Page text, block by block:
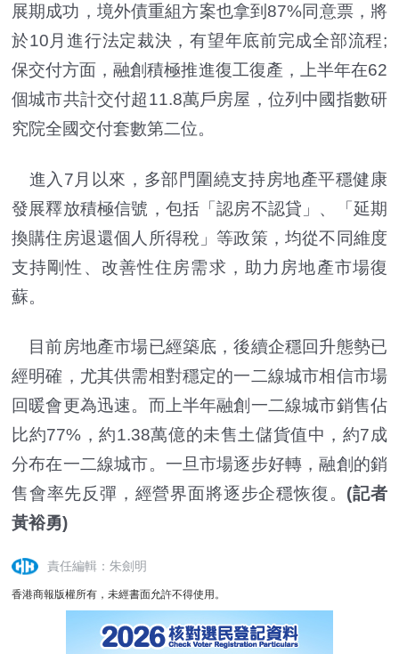
展期成功，境外債重組方案也拿到87%同意票，將
於10月進行法定裁決，有望年底前完成全部流程;
保交付方面，融創積極推進復工復產，上半年在62
個城市共計交付超11.8萬戶房屋，位列中國指數研
究院全國交付套數第二位。
進入7月以來，多部門圍繞支持房地產平穩健康
發展釋放積極信號，包括「認房不認貸」、「延期
換購住房退還個人所得稅」等政策，均從不同維度
支持剛性、改善性住房需求，助力房地產市場復
蘇。
目前房地產市場已經築底，後續企穩回升態勢已
經明確，尤其供需相對穩定的一二線城市相信市場
回暖會更為迅速。而上半年融創一二線城市銷售佔
比約77%，約1.38萬億的未售土儲貨值中，約7成
分布在一二線城市。一旦市場逐步好轉，融創的銷
售會率先反彈，經營界面將逐步企穩恢復。 (記者
黃裕勇)
責任編輯：朱劍明
香港商報版權所有，未經書面允許不得使用。